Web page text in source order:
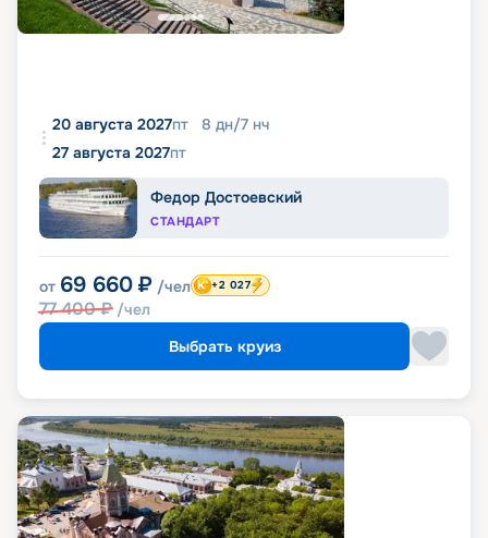
20 августа 2027пт 8 дн/7 нч
27 августа 2027пт
Федор Достоевский
СТАНДАРТ
от 69 660 ₽ /чел
77 400₽ /чел
+2 027
Выбрать круиз